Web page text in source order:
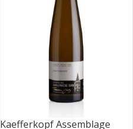
Kaefferkopf Assemblage